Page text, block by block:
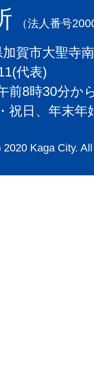
（法人番号
賀市大聖寺
代表)
前8時30分か
祝日、年末
2020 Kaga City.